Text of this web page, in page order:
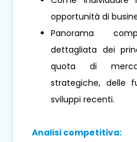
opportunità di
Panorama
dettagliata dei
quota di
strategiche, delle
sviluppi recenti.
Analisi competitiva: